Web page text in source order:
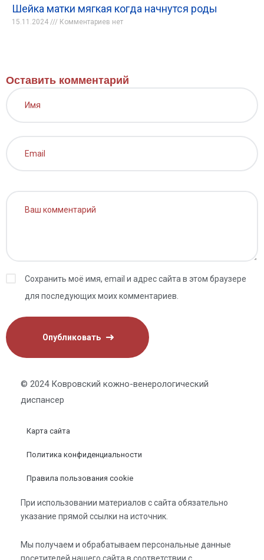
Шейка матки мягкая когда начнутся роды
15.11.2024 Комментариев нет
Оставить комментарий
Сохранить моё имя, email и адрес сайта в этом браузере
для последующих моих комментариев.
© 2024 Ковровский кожно-венерологический
диспансер
Карта сайта
Политика конфиденциальности
Правила пользования cookie
При использовании материалов с сайта обязательно
указание прямой ссылки на источник.
Мы получаем и обрабатываем персональные данные
посетителей нашего сайта в соответствии с